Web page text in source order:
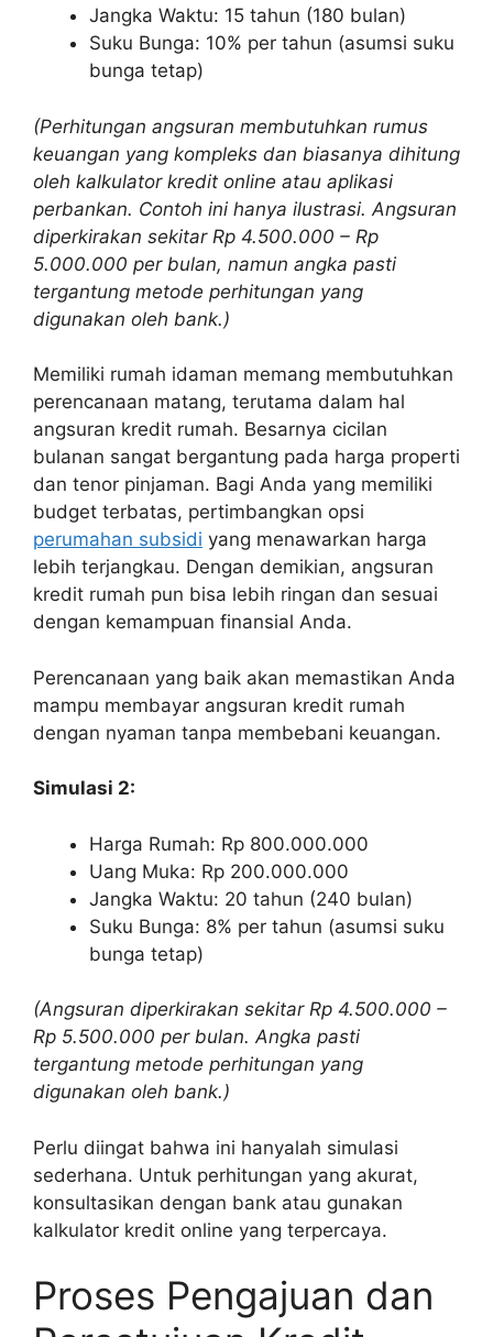
Jangka Waktu: 15 tahun (180 bulan)
Suku Bunga: 10% per tahun (asumsi suku
bunga tetap)
(Perhitungan angsuran membutuhkan rumus
keuangan yang kompleks dan biasanya dihitung
oleh kalkulator kredit online atau aplikasi
perbankan. Contoh ini hanya ilustrasi. Angsuran
diperkirakan sekitar Rp 4.500.000 – Rp
5.000.000 per bulan, namun angka pasti
tergantung metode perhitungan yang
digunakan oleh bank.)
Memiliki rumah idaman memang membutuhkan
perencanaan matang, terutama dalam hal
angsuran kredit rumah. Besarnya cicilan
bulanan sangat bergantung pada harga properti
dan tenor pinjaman. Bagi Anda yang memiliki
budget terbatas, pertimbangkan opsi
perumahan subsidi yang menawarkan harga
lebih terjangkau. Dengan demikian, angsuran
kredit rumah pun bisa lebih ringan dan sesuai
dengan kemampuan finansial Anda.
Perencanaan yang baik akan memastikan Anda
mampu membayar angsuran kredit rumah
dengan nyaman tanpa membebani keuangan.
Simulasi 2:
Harga Rumah: Rp 800.000.000
Uang Muka: Rp 200.000.000
Jangka Waktu: 20 tahun (240 bulan)
Suku Bunga: 8% per tahun (asumsi suku
bunga tetap)
(Angsuran diperkirakan sekitar Rp 4.500.000 –
Rp 5.500.000 per bulan. Angka pasti
tergantung metode perhitungan yang
digunakan oleh bank.)
Perlu diingat bahwa ini hanyalah simulasi
sederhana. Untuk perhitungan yang akurat,
konsultasikan dengan bank atau gunakan
kalkulator kredit online yang terpercaya.
Proses Pengajuan dan